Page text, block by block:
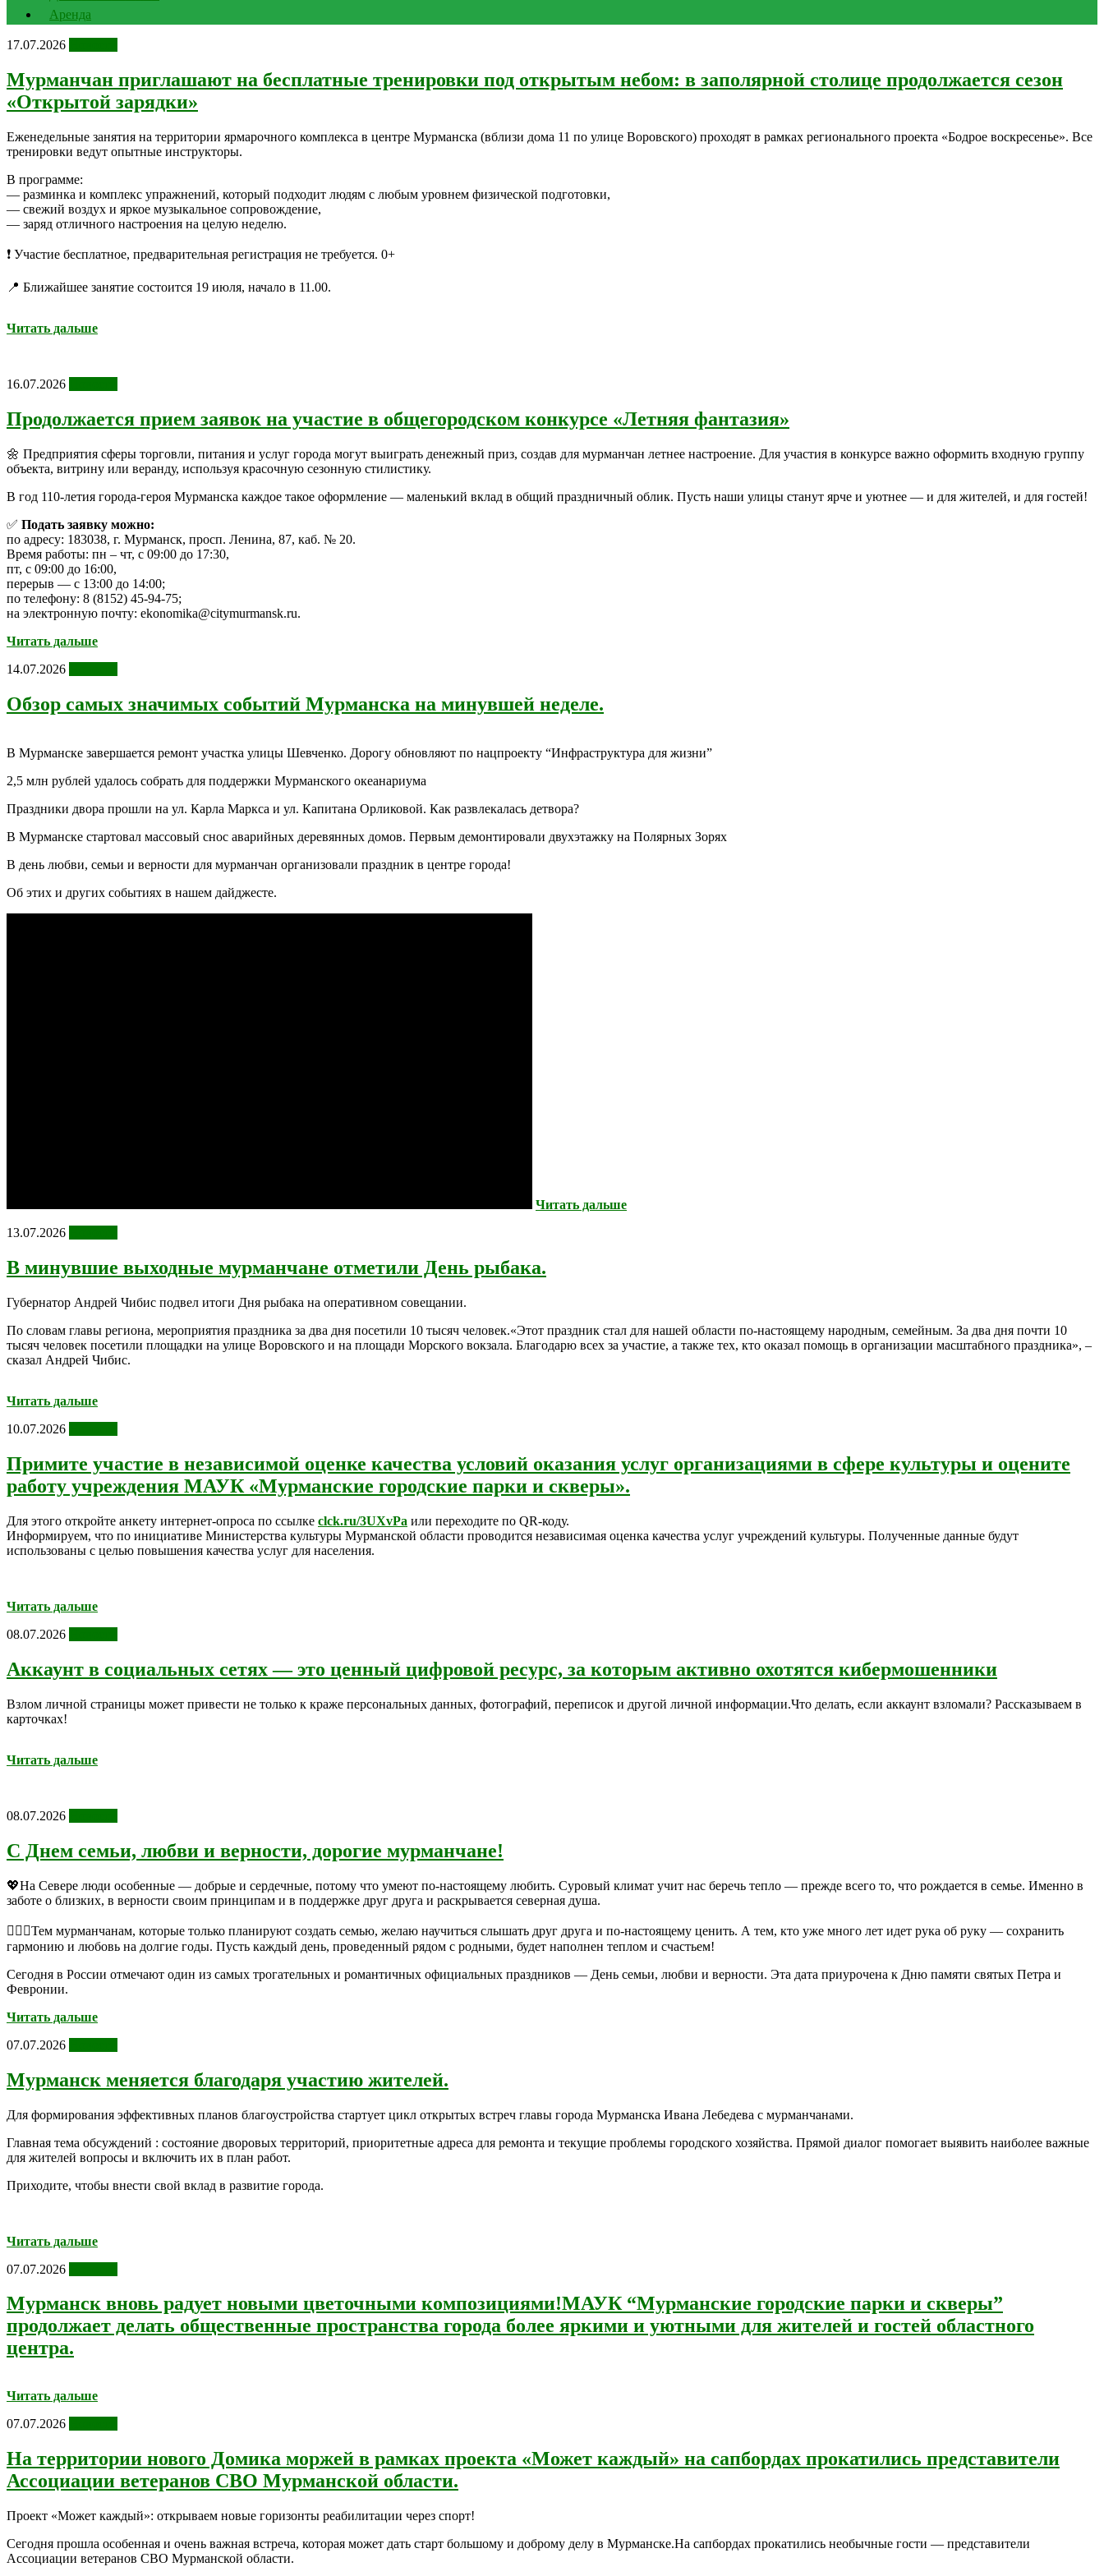
Аренда
17.07.2026
Мурманчан приглашают на бесплатные тренировки под открытым небом: в заполярной столице продолжается сезон
«Открытой зарядки»
Еженедельные занятия на территории ярмарочного комплекса в центре Мурманска (вблизи дома 11 по улице Воровского) проходят в рамках регионального проекта «Бодрое воскресенье». Все
тренировки ведут опытные инструкторы.
В программе:
— разминка и комплекс упражнений, который подходит людям с любым уровнем физической подготовки,
— свежий воздух и яркое музыкальное сопровождение,
— заряд отличного настроения на целую неделю.
❗ Участие бесплатное, предварительная регистрация не требуется. 0+
📍 Ближайшее занятие состоится 19 июля, начало в 11.00.
Читать дальше
16.07.2026
Продолжается прием заявок на участие в общегородском конкурсе «Летняя фантазия»
🌼 Предприятия сферы торговли, питания и услуг города могут выиграть денежный приз, создав для мурманчан летнее настроение. Для участия в конкурсе важно оформить входную группу
объекта, витрину или веранду, используя красочную сезонную стилистику.
В год 110‑летия города-героя Мурманска каждое такое оформление — маленький вклад в общий праздничный облик. Пусть наши улицы станут ярче и уютнее — и для жителей, и для гостей!
✅ Подать заявку можно:
по адресу: 183038, г. Мурманск, просп. Ленина, 87, каб. № 20.
Время работы: пн – чт, с 09:00 до 17:30,
пт, с 09:00 до 16:00,
перерыв — с 13:00 до 14:00;
по телефону: 8 (8152) 45‑94‑75;
на электронную почту: ekonomika@citymurmansk.ru.
Читать дальше
14.07.2026
Обзор самых значимых событий Мурманска на минувшей неделе.
В Мурманске завершается ремонт участка улицы Шевченко. Дорогу обновляют по нацпроекту “Инфраструктура для жизни”
2,5 млн рублей удалось собрать для поддержки Мурманского океанариума
Праздники двора прошли на ул. Карла Маркса и ул. Капитана Орликовой. Как развлекалась детвора?
В Мурманске стартовал массовый снос аварийных деревянных домов. Первым демонтировали двухэтажку на Полярных Зорях
В день любви, семьи и верности для мурманчан организовали праздник в центре города!
Об этих и других событиях в нашем дайджесте.
Читать дальше
13.07.2026
В минувшие выходные мурманчане отметили День рыбака.
Губернатор Андрей Чибис подвел итоги Дня рыбака на оперативном совещании.
По словам главы региона, мероприятия праздника за два дня посетили 10 тысяч человек.«Этот праздник стал для нашей области по-настоящему народным, семейным. За два дня почти 10
тысяч человек посетили площадки на улице Воровского и на площади Морского вокзала. Благодарю всех за участие, а также тех, кто оказал помощь в организации масштабного праздника», –
сказал Андрей Чибис.
Читать дальше
10.07.2026
Примите участие в независимой оценке качества условий оказания услуг организациями в сфере культуры и оцените
работу учреждения МАУК «Мурманские городские парки и скверы».
Для этого откройте анкету интернет-опроса по ссылке clck.ru/3UXvPa или переходите по QR-коду.
Информируем, что по инициативе Министерства культуры Мурманской области проводится независимая оценка качества услуг учреждений культуры. Полученные данные будут
использованы с целью повышения качества услуг для населения.
Читать дальше
08.07.2026
Аккаунт в социальных сетях — это ценный цифровой ресурс, за которым активно охотятся кибермошенники
Взлом личной страницы может привести не только к краже персональных данных, фотографий, переписок и другой личной информации.Что делать, если аккаунт взломали? Рассказываем в
карточках!
Читать дальше
08.07.2026
С Днем семьи, любви и верности, дорогие мурманчане!
💖На Севере люди особенные — добрые и сердечные, потому что умеют по-настоящему любить. Суровый климат учит нас беречь тепло — прежде всего то, что рождается в семье. Именно в
заботе о близких, в верности своим принципам и в поддержке друг друга и раскрывается северная душа.
👩‍❤️‍👨Тем мурманчанам, которые только планируют создать семью, желаю научиться слышать друг друга и по-настоящему ценить. А тем, кто уже много лет идет рука об руку — сохранить
гармонию и любовь на долгие годы. Пусть каждый день, проведенный рядом с родными, будет наполнен теплом и счастьем!
Сегодня в России отмечают один из самых трогательных и романтичных официальных праздников — День семьи, любви и верности. Эта дата приурочена к Дню памяти святых Петра и
Февронии.
Читать дальше
07.07.2026
Мурманск меняется благодаря участию жителей.
Для формирования эффективных планов благоустройства стартует цикл открытых встреч главы города Мурманска Ивана Лебедева с мурманчанами.
Главная тема обсуждений : состояние дворовых территорий, приоритетные адреса для ремонта и текущие проблемы городского хозяйства. Прямой диалог помогает выявить наиболее важные
для жителей вопросы и включить их в план работ.
Приходите, чтобы внести свой вклад в развитие города.
Читать дальше
07.07.2026
Мурманск вновь радует новыми цветочными композициями!МАУК “Мурманские городские парки и скверы”
продолжает делать общественные пространства города более яркими и уютными для жителей и гостей областного
центра.
Читать дальше
07.07.2026
На территории нового Домика моржей в рамках проекта «Может каждый» на сапбордах прокатились представители
Ассоциации ветеранов СВО Мурманской области.
Проект «Может каждый»: открываем новые горизонты реабилитации через спорт!
Сегодня прошла особенная и очень важная встреча, которая может дать старт большому и доброму делу в Мурманске.На сапбордах прокатились необычные гости — представители
Ассоциации ветеранов СВО Мурманской области.